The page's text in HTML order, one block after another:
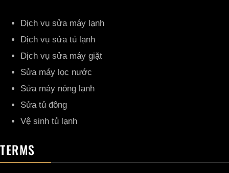
Dịch vụ sửa máy lạnh
Dịch vụ sửa tủ lạnh
Dịch vụ sửa máy giặt
Sửa máy lọc nước
Sửa máy nóng lạnh
Sửa tủ đông
Vệ sinh tủ lạnh
TERMS